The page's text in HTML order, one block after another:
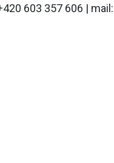
603 357 606 | mail: